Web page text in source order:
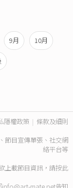
9月 10月
隱權政策 | 條款及細則
節目宣傳單張、社交網
絡平台等
上載節目資訊，請按此